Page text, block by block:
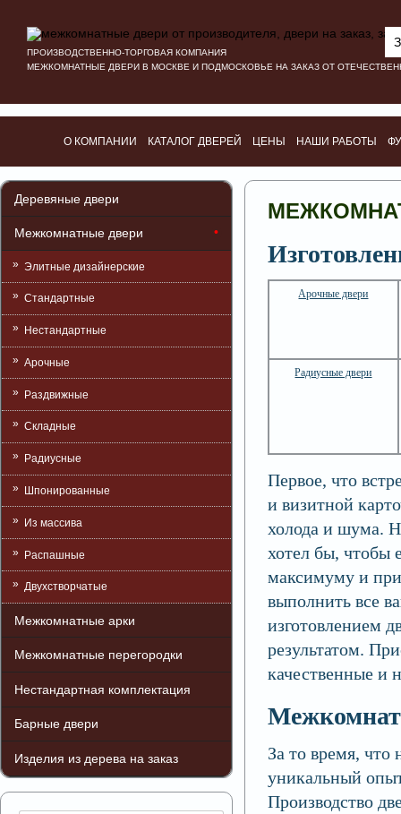
ПРОИЗВОДСТВЕННО-ТОРГОВАЯ КОМПАНИЯ
МЕЖКОМНАТНЫЕ ДВЕРИ В МОСКВЕ И ПОДМОСКОВЬЕ НА ЗАКАЗ ОТ
О КОМПАНИИ КАТАЛОГ ДВЕРЕЙ ЦЕНЫ НАШИ РАБОТЫ
Деревяные двери
Межкомнатные двери
Элитные дизайнерские
Стандартные
Нестандартные
Арочные
Раздвижные
Складные
Радиусные
Шпонированные
Из массива
Распашные
Двухстворчатые
Межкомнатные арки
Межкомнатные перегородки
Нестандартная комплектация
Барные двери
Изделия из дерева на заказ
Арочные двери
Радиусные двери
Первое, что
и визитной
холода и шума.
хотел бы, чтобы
максимуму и
выполнить все
изготовлением
результатом.
качественные и
За то время,
уникальный
Производство